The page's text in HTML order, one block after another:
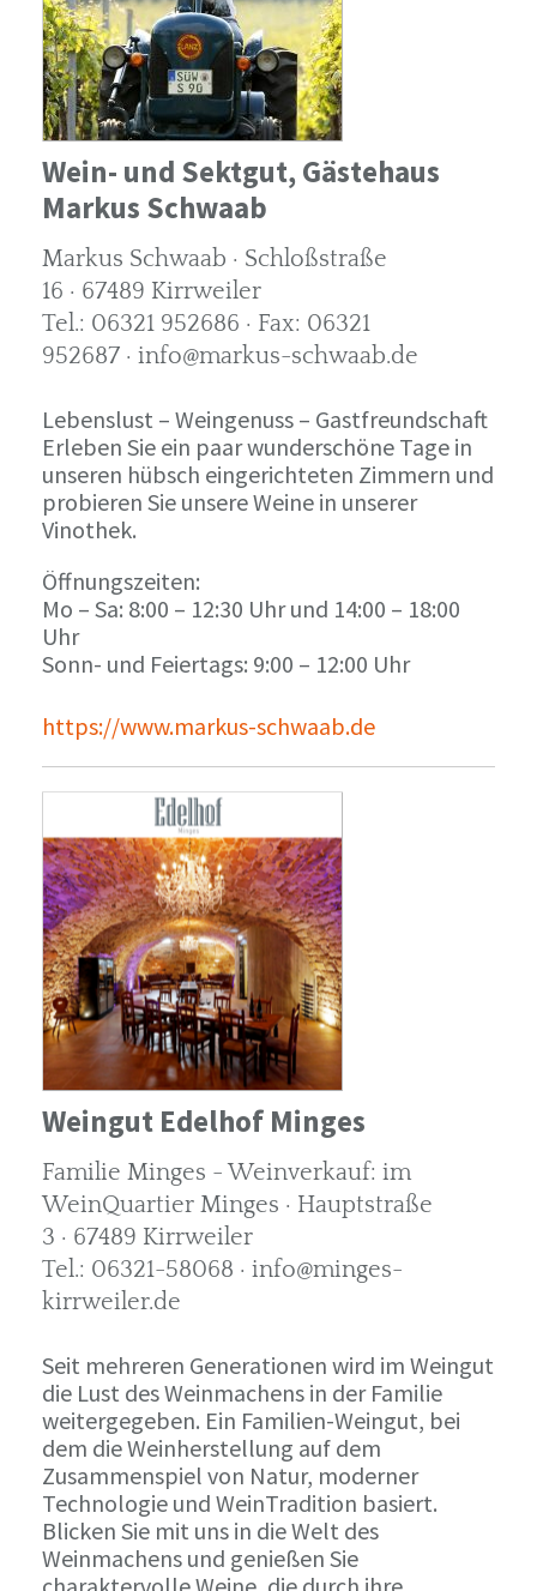
Wein- und Sektgut, Gästehaus
Markus Schwaab
Markus Schwaab · Schloßstraße
16 · 67489 Kirrweiler
Tel.: 06321 952686 · Fax: 06321
952687 · info@markus-schwaab.de
Lebenslust – Weingenuss – Gastfreundschaft
Erleben Sie ein paar wunderschöne Tage in
unseren hübsch eingerichteten Zimmern und
probieren Sie unsere Weine in unserer
Vinothek.
Öffnungszeiten:
Mo – Sa: 8:00 – 12:30 Uhr und 14:00 – 18:00
Uhr
Sonn- und Feiertags: 9:00 – 12:00 Uhr
https://www.markus-schwaab.de
Weingut Edelhof Minges
Familie Minges - Weinverkauf: im
WeinQuartier Minges · Hauptstraße
3 · 67489 Kirrweiler
Tel.: 06321-58068 · info@minges-
kirrweiler.de
Seit mehreren Generationen wird im Weingut
die Lust des Weinmachens in der Familie
weitergegeben. Ein Familien-Weingut, bei
dem die Weinherstellung auf dem
Zusammenspiel von Natur, moderner
Technologie und WeinTradition basiert.
Blicken Sie mit uns in die Welt des
Weinmachens und genießen Sie